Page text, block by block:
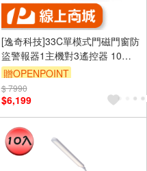
[逸奇科技]33C單模式門磁門窗防
盜警報器1主機對3遙控器 10組/
箱
贈OPENPOINT
$ 7990
$6,199